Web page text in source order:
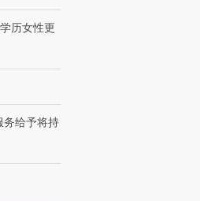
种
对
CFO：不靠规模取胜，华
历女性更
务给予将持